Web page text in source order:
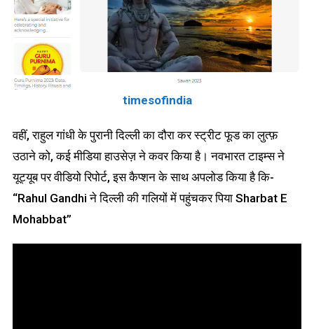
timesofindia
वहीं, राहुल गांधी के पुरानी दिल्ली का दौरा कर स्ट्रीट फूड का लुत्फ़
उठाने को, कई मीडिया हाउसेज़ ने कवर किया है। नवभारत टाइम्स ने
यूट्यूब पर वीडियो रिपोर्ट, इस कैप्शन के साथ अपलोड किया है कि-
“Rahul Gandhi ने दिल्ली की गलियों में पहुंचकर पिया Sharbat E
Mohabbat”